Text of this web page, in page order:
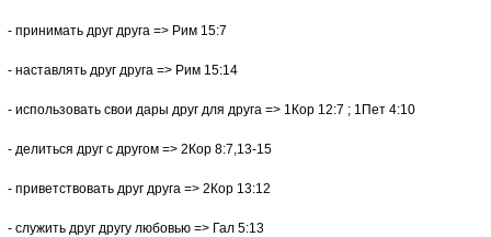
- принимать друг друга => Рим 15:7
- наставлять друг друга => Рим 15:14
- использовать свои дары друг для друга => 1Кор 12:7 ; 1Пет 4:10
- делиться друг с другом => 2Кор 8:7,13-15
- приветствовать друг друга => 2Кор 13:12
- служить друг другу любовью => Гал 5:13